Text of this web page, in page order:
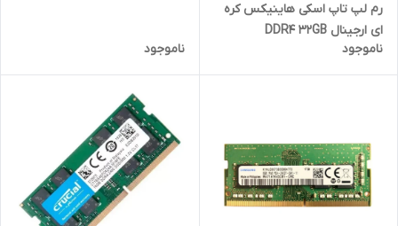
رم لپ تاپ اسکی هاینیکس کره
ای ارجینال DDR4 32GB
گارانتی 2 ساله
ناموجود ناموجود